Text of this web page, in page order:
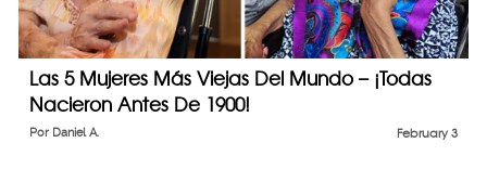
Las 5 Mujeres Más Viejas Del Mundo – ¡Todas
Nacieron Antes De 1900!
February 3
Por Daniel A.